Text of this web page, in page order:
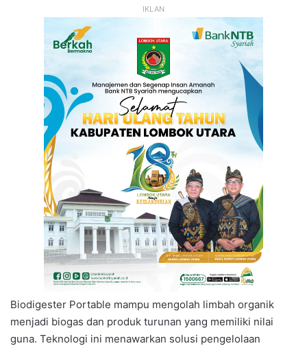
IKLAN
Biodigester Portable mampu mengolah limbah organik
menjadi biogas dan produk turunan yang memiliki nilai
guna. Teknologi ini menawarkan solusi pengelolaan